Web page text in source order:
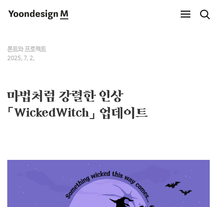
Yoondesign M
폰트와 프로젝트
2025. 7. 2.
마법처럼 강렬한 인상
「WickedWitch」 업데이트